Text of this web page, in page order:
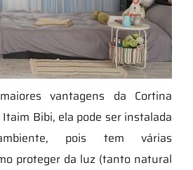
vantagens da Cortina
Bibi, ela pode ser instalada
pois tem várias
proteger da luz (tanto natural